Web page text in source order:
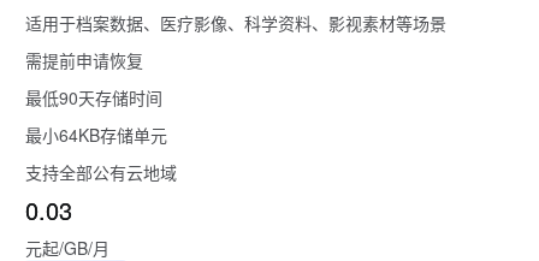
适用于档案数据、医疗影像、科学资料、影视素材等场景
需提前申请恢复
最低90天存储时间
最小64KB存储单元
支持全部公有云地域
0.03
元起/GB/月